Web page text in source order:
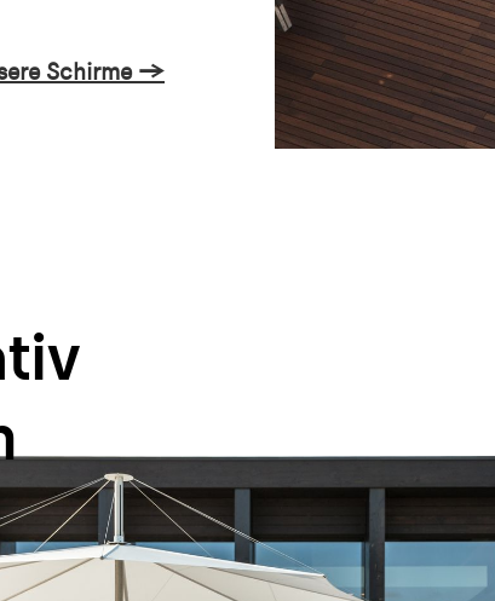
Schirme →